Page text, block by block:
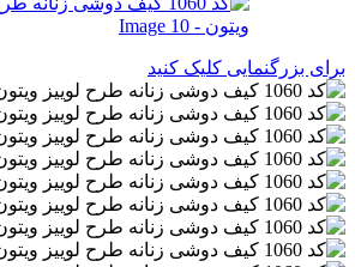
برای بزرگنمایی کلیک کنید